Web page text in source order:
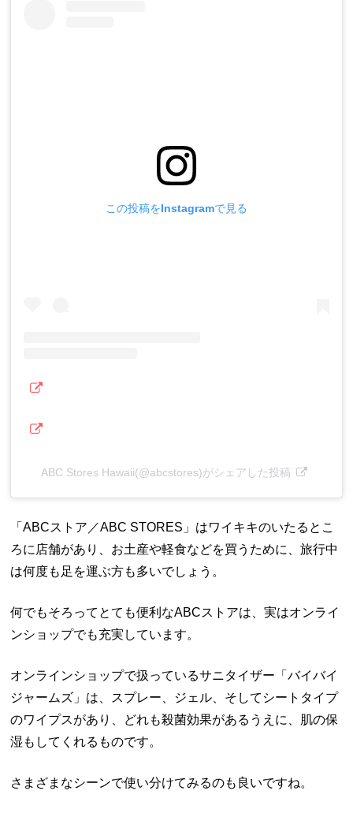
この投稿をInstagramで見る
ABC Stores Hawaii(@abcstores)がシェアした投稿
「ABCストア／ABC STORES」はワイキキのいたるとこ
ろに店舗があり、お土産や軽食などを買うために、旅行中
は何度も足を運ぶ方も多いでしょう。
何でもそろってとても便利なABCストアは、実はオンライ
ンショップでも充実しています。
オンラインショップで扱っているサニタイザー「バイバイ
ジャームズ」は、スプレー、ジェル、そしてシートタイプ
のワイプスがあり、どれも殺菌効果があるうえに、肌の保
湿もしてくれるものです。
さまざまなシーンで使い分けてみるのも良いですね。